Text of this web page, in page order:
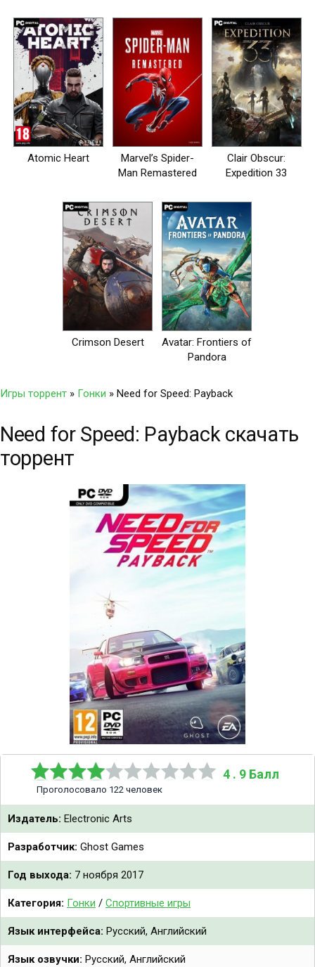
Atomic Heart
Marvel’s Spider-
Man Remastered
Clair Obscur:
Expedition 33
Crimson Desert
Avatar: Frontiers of
Pandora
Игры торрент » Гонки » Need for Speed: Payback
Need for Speed: Payback скачать
торрент
4 . 9 Балл
Проголосовало 122 человек
Издатель: Electronic Arts
Разработчик: Ghost Games
Год выхода: 7 ноября 2017
Категория: Гонки / Спортивные игры
Язык интерфейса: Русский, Английский
Язык озвучки: Русский, Английский